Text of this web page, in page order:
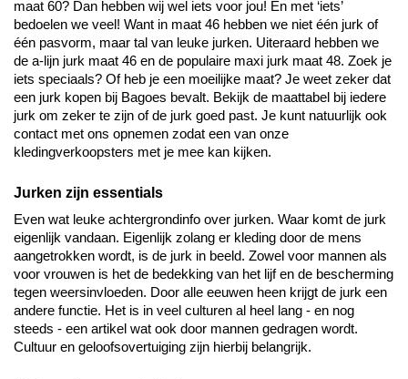
maat 60? Dan hebben wij wel iets voor jou! En met ‘iets’
bedoelen we veel! Want in maat 46 hebben we niet één jurk of
één pasvorm, maar tal van leuke jurken. Uiteraard hebben we
de a-lijn jurk maat 46 en de populaire maxi jurk maat 48. Zoek je
iets speciaals? Of heb je een moeilijke maat? Je weet zeker dat
een jurk kopen bij Bagoes bevalt. Bekijk de maattabel bij iedere
jurk om zeker te zijn of de jurk goed past. Je kunt natuurlijk ook
contact met ons opnemen zodat een van onze
kledingverkoopsters met je mee kan kijken.
Jurken zijn essentials
Even wat leuke achtergrondinfo over jurken. Waar komt de jurk
eigenlijk vandaan. Eigenlijk zolang er kleding door de mens
aangetrokken wordt, is de jurk in beeld. Zowel voor mannen als
voor vrouwen is het de bedekking van het lijf en de bescherming
tegen weersinvloeden. Door alle eeuwen heen krijgt de jurk een
andere functie. Het is in veel culturen al heel lang - en nog
steeds - een artikel wat ook door mannen gedragen wordt.
Cultuur en geloofsovertuiging zijn hierbij belangrijk.